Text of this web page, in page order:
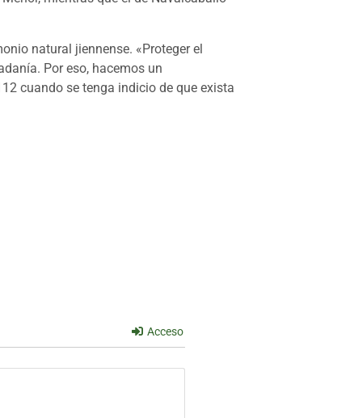
natural jiennense. «Proteger el
Por eso, hacemos un
cuando se tenga indicio de que exista
Acceso